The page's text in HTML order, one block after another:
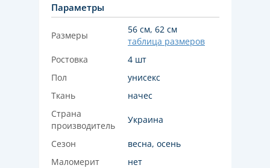
Параметры
Размеры
56 см, 62 см
таблица размеров
Ростовка
4 шт
Пол
унисекс
Ткань
начес
Страна
производитель
Украина
Сезон
весна, осень
Маломерит
нет